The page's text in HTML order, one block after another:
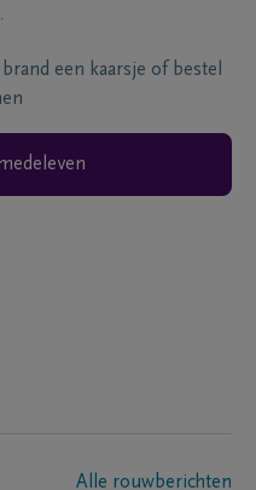
een kaarsje of bestel
Alle rouwberichten